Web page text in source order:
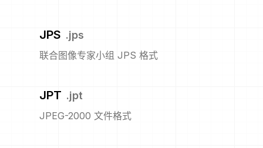
JPS .jps
联合图像专家小组 JPS 格式
JPT .jpt
JPEG-2000 文件格式